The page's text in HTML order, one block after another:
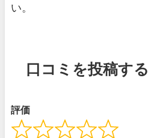
い。
口コミを投稿する
評価